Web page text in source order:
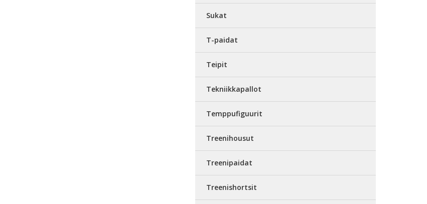
Sukat
T-paidat
Teipit
Tekniikkapallot
Temppufiguurit
Treenihousut
Treenipaidat
Treenishortsit